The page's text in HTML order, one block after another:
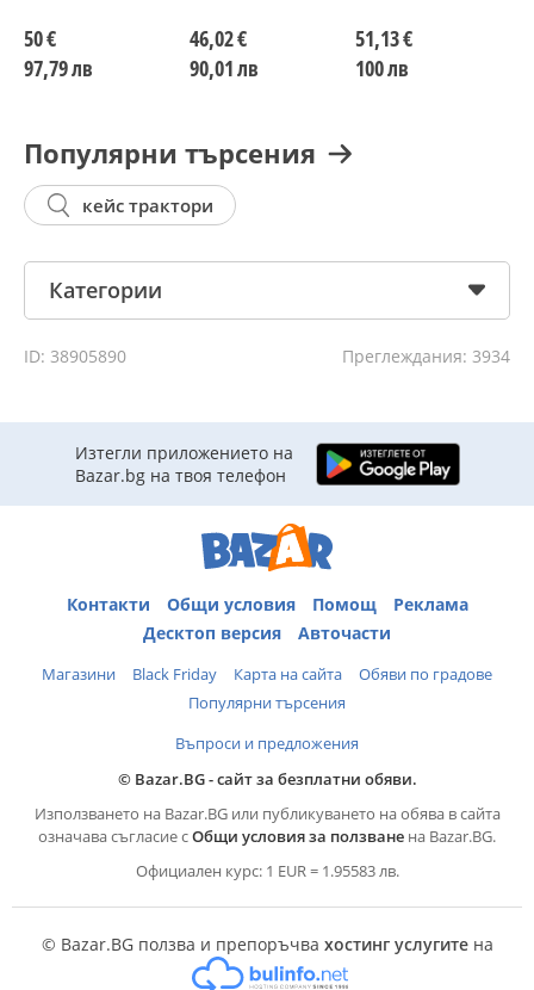
50 €
97,79 лв
46,02 €
90,01 лв
51,13 €
100 лв
Популярни търсения
кейс трактори
Категории
ID: 38905890 Преглеждания: 3934
Изтегли приложението на
Bazar.bg на твоя телефон
Контакти Общи условия Помощ
Реклама
Десктоп версия
Авточасти
Магазини Black Friday Карта на сайта
Обяви по градове
Популярни търсения
Въпроси и предложения
© Bazar.BG - сайт за безплатни обяви.
Използването на Bazar.BG или публикуването на обява в сайта
означава съгласие сОбщи условия за ползване на Bazar.BG.
Официален курс: 1 EUR = 1.95583 лв.
© Bazar.BG ползва и препоръчва хостинг услугитена